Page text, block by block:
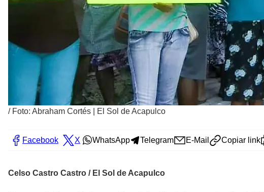
/ Foto: Abraham Cortés | El Sol de Acapulco
Facebook X WhatsApp Telegram E-Mail Copiar link
Celso Castro Castro / El Sol de Acapulco